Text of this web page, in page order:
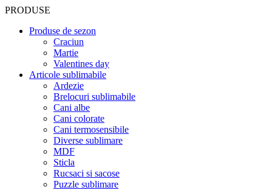
PRODUSE
Produse de sezon
Craciun
Martie
Valentines day
Articole sublimabile
Ardezie
Brelocuri sublimabile
Cani albe
Cani colorate
Cani termosensibile
Diverse sublimare
MDF
Sticla
Rucsaci si sacose
Puzzle sublimare